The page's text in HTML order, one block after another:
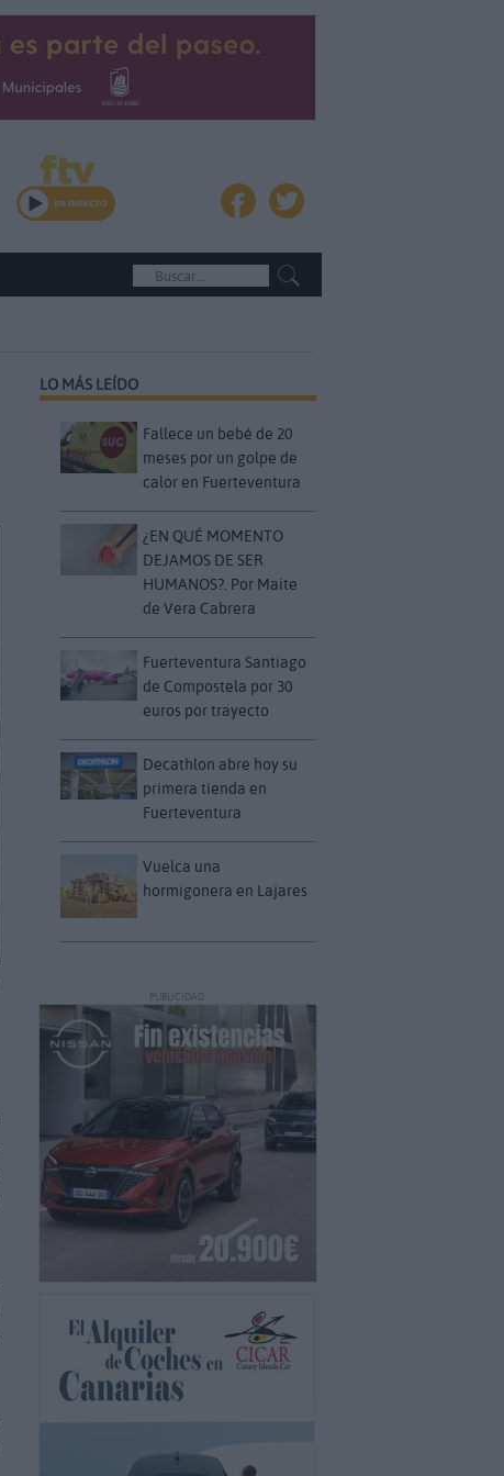
LO MÁS LEÍDO
Fallece un bebé de 20
meses por un golpe de
calor en Fuerteventura
¿EN QUÉ MOMENTO
DEJAMOS DE SER
HUMANOS?. Por Maite
de Vera Cabrera
Fuerteventura Santiago
de Compostela por 30
euros por trayecto
Decathlon abre hoy su
primera tienda en
Fuerteventura
Vuelca una
hormigonera en Lajares
PUBLICIDAD